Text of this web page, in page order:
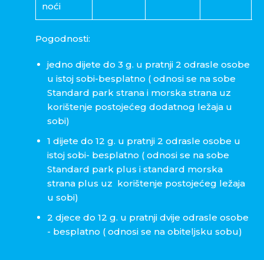
noći
Pogodnosti:
jedno dijete do 3 g. u pratnji 2 odrasle osobe
u istoj sobi-besplatno ( odnosi se na sobe
Standard park strana i morska strana uz
korištenje postojećeg dodatnog ležaja u
sobi)
1 dijete do 12 g. u pratnji 2 odrasle osobe u
istoj sobi- besplatno ( odnosi se na sobe
Standard park plus i standard morska
strana plus uz korištenje postojećeg ležaja
u sobi)
2 djece do 12 g. u pratnji dvije odrasle osobe
- besplatno ( odnosi se na obiteljsku sobu)